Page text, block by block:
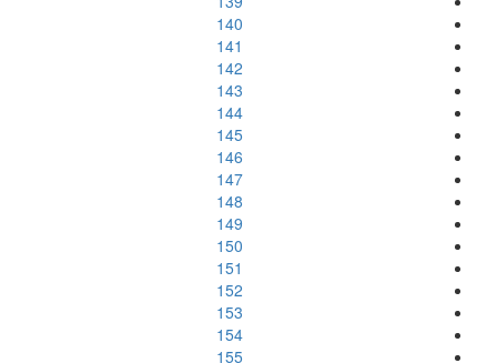
140
141
142
143
144
145
146
147
148
149
150
151
152
153
154
155